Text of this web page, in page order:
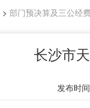
> 部门预决算及三公经
长沙市
发布时